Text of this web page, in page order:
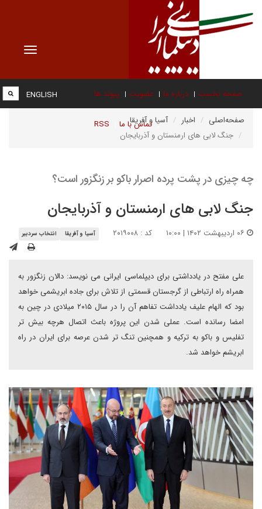
Toggle
صفحه نخست درباره ما عضویت پیوند ها
تماس با ما RSS
ENGLISH
صفحه‌اصلی اخبار
آسیا و آفریقا
جنگ لابی های ارمنستان و آذربایجان
چه چیزی در پشت پرده اصرار باکو بر زنگزور است؟
جنگ لابی های ارمنستان و آذربایجان
کد : ۲۰۱۹۰۰۸ آسیا و آفریقا انتخاب سردبیر
علی مفتح در یادداشتی برای دیپلماسی ایرانی می نویسد: دالان زنگزور به
همراه راه ارتباطی از گرجستان قسمتی از تلاش برای جاده ابریشمی خواهد
بود که الهام علیف یادداشت تفاهم آن را در سال ۲۰۱۵ میلادی در چین به
امضا رسانده است. عملی شدن این پروژه باعث اتصال هرچه بیش تر
تفلیس و باکو به ترکیه و همچنین تنگ تر شدن عرصه برای ایران در راه
ابریشم خواهد شد.